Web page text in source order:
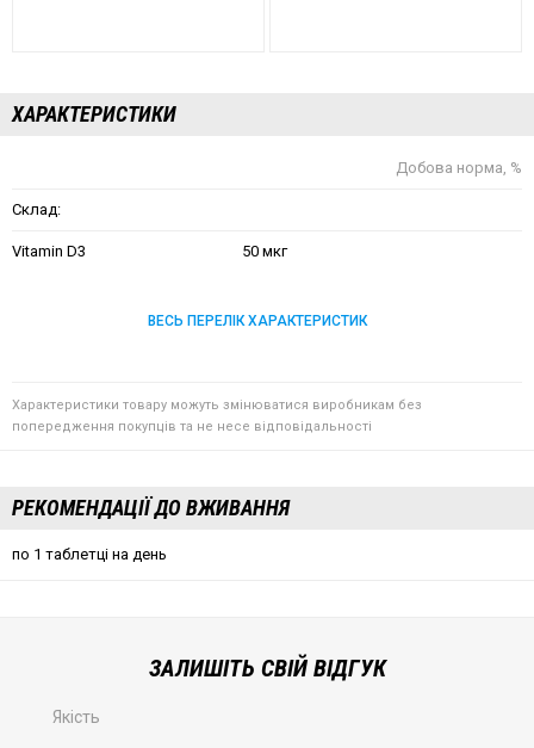
ХАРАКТЕРИСТИКИ
Добова норма, %
Склад:
Vitamin D3 50 мкг
ВЕСЬ ПЕРЕЛІК ХАРАКТЕРИСТИК
Характеристики товару можуть змінюватися виробникам без
попередження покупців та не несе відповідальності
РЕКОМЕНДАЦІЇ ДО ВЖИВАННЯ
по 1 таблетці на день
ЗАЛИШІТЬ СВІЙ ВІДГУК
Якість